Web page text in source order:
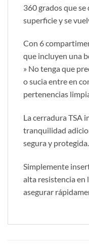
360 grados que
superficie y se
Con 6
que incluyen una
» No tenga que
o sucia entre en
pertenencias
La cerradura TSA
tranquilidad
segura y protegida.
Simplemente
alta resistencia en
asegurar